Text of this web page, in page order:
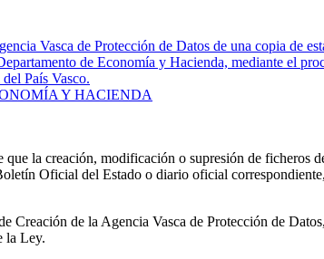
Vasca de Protección de Datos de una copia de
de Economía y Hacienda, mediante el
País Vasco.
Y HACIENDA
la creación, modificación o supresión de ficheros
Oficial del Estado o diario oficial
de la Agencia Vasca de Protección de
la Ley.